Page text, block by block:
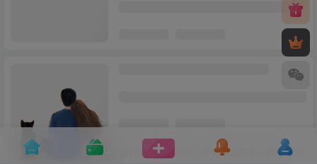
寒江孤影，江湖故人，相逢何必曾相识！
收藏 0%